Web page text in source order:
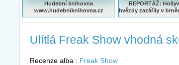
Hudební knihovna
www.hudebniknihovna.cz
REPORTÁŽ:
hvězdy zazářily v
Ulítlá Freak Show vhodná
Recenze alba : Freak Show